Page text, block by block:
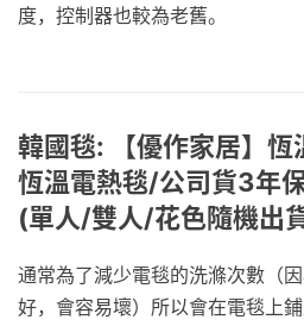
度，控制器也較為老舊。
韓國毯: 【優作家居】恆
恆溫電熱毯/公司貨3年
(單人/雙人/花色隨機出
通常為了減少電毯的洗滌次數（
好，會容易壞）所以會在電毯上鋪